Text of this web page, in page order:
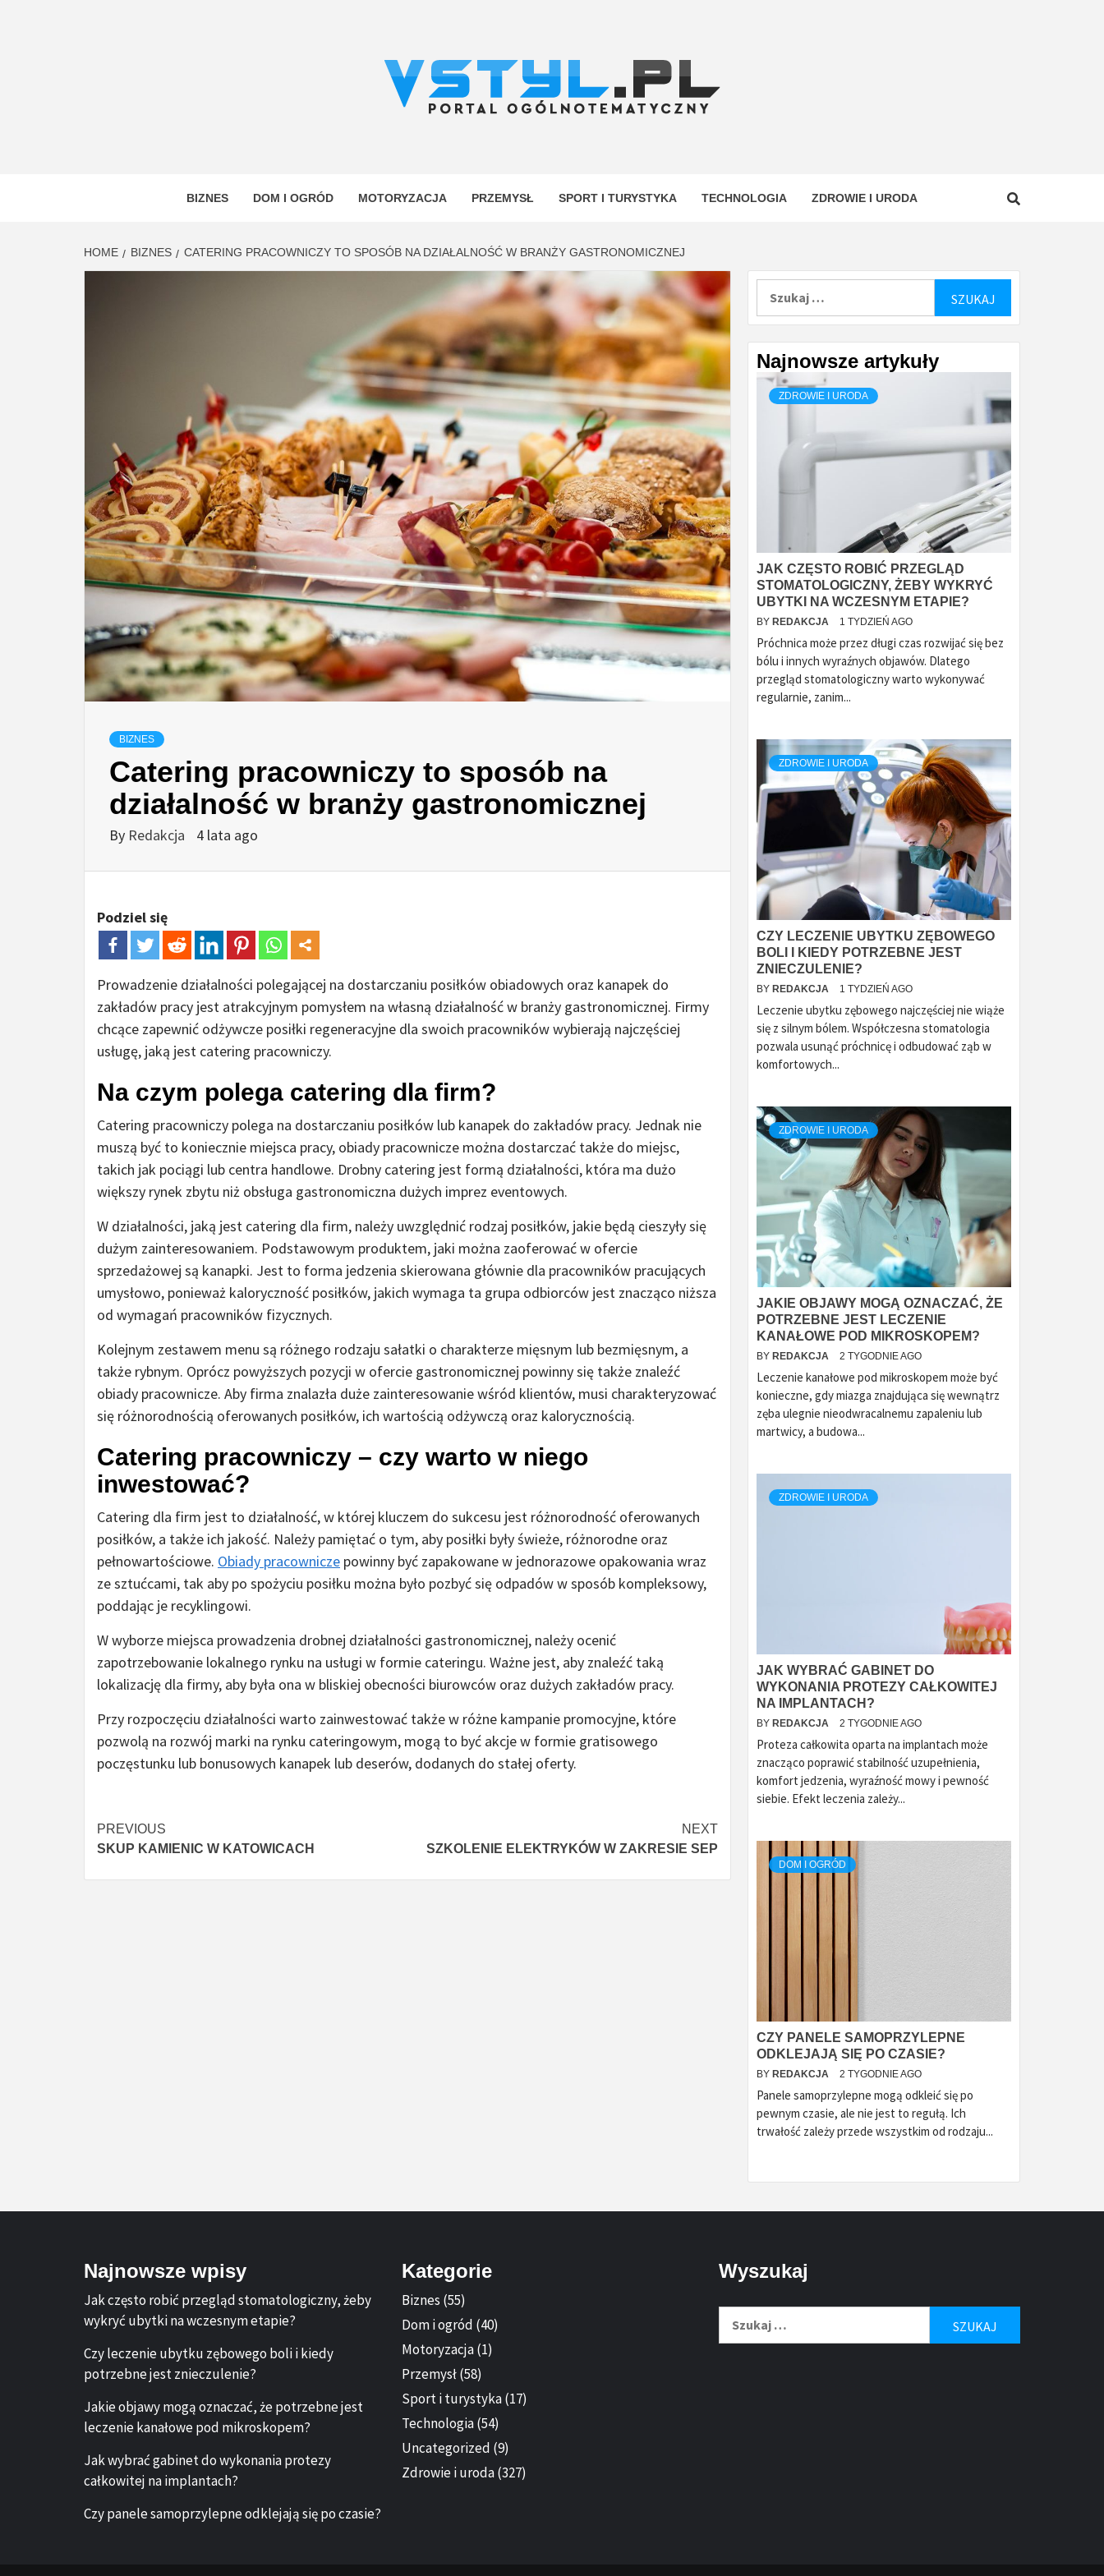
VSTYL.PL
BIZNES DOM I OGRÓD MOTORYZACJA PRZEMYSŁ SPORT I TURYSTYKA TECHNOLOGIA ZDROWIE I URODA
HOME BIZNES CATERING PRACOWNICZY TO SPOSÓB NA DZIAŁALNOŚĆ W BRANŻY GASTRONOMICZNEJ
BIZNES
Catering pracowniczy to sposób na
działalność w branży gastronomicznej
By Redakcja 4 lata ago
Podziel się
Prowadzenie działalności polegającej na dostarczaniu posiłków obiadowych oraz kanapek do
zakładów pracy jest atrakcyjnym pomysłem na własną działalność w branży gastronomicznej. Firmy
chcące zapewnić odżywcze posiłki regeneracyjne dla swoich pracowników wybierają najczęściej
usługę, jaką jest catering pracowniczy.
Na czym polega catering dla firm?
Catering pracowniczy polega na dostarczaniu posiłków lub kanapek do zakładów pracy. Jednak nie
muszą być to koniecznie miejsca pracy, obiady pracownicze można dostarczać także do miejsc,
takich jak pociągi lub centra handlowe. Drobny catering jest formą działalności, która ma dużo
większy rynek zbytu niż obsługa gastronomiczna dużych imprez eventowych.
W działalności, jaką jest catering dla firm, należy uwzględnić rodzaj posiłków, jakie będą cieszyły się
dużym zainteresowaniem. Podstawowym produktem, jaki można zaoferować w ofercie
sprzedażowej są kanapki. Jest to forma jedzenia skierowana głównie dla pracowników pracujących
umysłowo, ponieważ kaloryczność posiłków, jakich wymaga ta grupa odbiorców jest znacząco niższa
od wymagań pracowników fizycznych.
Kolejnym zestawem menu są różnego rodzaju sałatki o charakterze mięsnym lub bezmięsnym, a
także rybnym. Oprócz powyższych pozycji w ofercie gastronomicznej powinny się także znaleźć
obiady pracownicze. Aby firma znalazła duże zainteresowanie wśród klientów, musi charakteryzować
się różnorodnością oferowanych posiłków, ich wartością odżywczą oraz kalorycznością.
Catering pracowniczy – czy warto w niego
inwestować?
Catering dla firm jest to działalność, w której kluczem do sukcesu jest różnorodność oferowanych
posiłków, a także ich jakość. Należy pamiętać o tym, aby posiłki były świeże, różnorodne oraz
pełnowartościowe. Obiady pracownicze powinny być zapakowane w jednorazowe opakowania wraz
ze sztućcami, tak aby po spożyciu posiłku można było pozbyć się odpadów w sposób kompleksowy,
poddając je recyklingowi.
W wyborze miejsca prowadzenia drobnej działalności gastronomicznej, należy ocenić
zapotrzebowanie lokalnego rynku na usługi w formie cateringu. Ważne jest, aby znaleźć taką
lokalizację dla firmy, aby była ona w bliskiej obecności biurowców oraz dużych zakładów pracy.
Przy rozpoczęciu działalności warto zainwestować także w różne kampanie promocyjne, które
pozwolą na rozwój marki na rynku cateringowym, mogą to być akcje w formie gratisowego
poczęstunku lub bonusowych kanapek lub deserów, dodanych do stałej oferty.
Continue
Reading
PREVIOUS
SKUP KAMIENIC W KATOWICACH
NEXT
SZKOLENIE ELEKTRYKÓW W ZAKRESIE SEP
Najnowsze artykuły
ZDROWIE I URODA
JAK CZĘSTO ROBIĆ PRZEGLĄD
STOMATOLOGICZNY, ŻEBY WYKRYĆ
UBYTKI NA WCZESNYM ETAPIE?
BY REDAKCJA 1 TYDZIEŃ AGO
Próchnica może przez długi czas rozwijać się bez
bólu i innych wyraźnych objawów. Dlatego
przegląd stomatologiczny warto wykonywać
regularnie, zanim...
ZDROWIE I URODA
CZY LECZENIE UBYTKU ZĘBOWEGO
BOLI I KIEDY POTRZEBNE JEST
ZNIECZULENIE?
BY REDAKCJA 1 TYDZIEŃ AGO
Leczenie ubytku zębowego najczęściej nie wiąże
się z silnym bólem. Współczesna stomatologia
pozwala usunąć próchnicę i odbudować ząb w
komfortowych...
ZDROWIE I URODA
JAKIE OBJAWY MOGĄ OZNACZAĆ, ŻE
POTRZEBNE JEST LECZENIE
KANAŁOWE POD MIKROSKOPEM?
BY REDAKCJA 2 TYGODNIE AGO
Leczenie kanałowe pod mikroskopem może być
konieczne, gdy miazga znajdująca się wewnątrz
zęba ulegnie nieodwracalnemu zapaleniu lub
martwicy, a budowa...
ZDROWIE I URODA
JAK WYBRAĆ GABINET DO
WYKONANIA PROTEZY CAŁKOWITEJ
NA IMPLANTACH?
BY REDAKCJA 2 TYGODNIE AGO
Proteza całkowita oparta na implantach może
znacząco poprawić stabilność uzupełnienia,
komfort jedzenia, wyraźność mowy i pewność
siebie. Efekt leczenia zależy...
DOM I OGRÓD
CZY PANELE SAMOPRZYLEPNE
ODKLEJAJĄ SIĘ PO CZASIE?
BY REDAKCJA 2 TYGODNIE AGO
Panele samoprzylepne mogą odkleić się po
pewnym czasie, ale nie jest to regułą. Ich
trwałość zależy przede wszystkim od rodzaju...
Najnowsze wpisy
Jak często robić przegląd stomatologiczny, żeby
wykryć ubytki na wczesnym etapie?
Czy leczenie ubytku zębowego boli i kiedy
potrzebne jest znieczulenie?
Jakie objawy mogą oznaczać, że potrzebne jest
leczenie kanałowe pod mikroskopem?
Jak wybrać gabinet do wykonania protezy
całkowitej na implantach?
Czy panele samoprzylepne odklejają się po czasie?
Kategorie
Biznes (55)
Dom i ogród (40)
Motoryzacja(1)
Przemysł(58)
Sport i turystyka(17)
Technologia(54)
Uncategorized (9)
Zdrowie i uroda(327)
Wyszukaj